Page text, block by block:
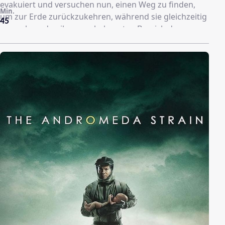
evakuiert und versuchen nun, einen Weg zu finden,
um zur Erde zurückzukehren, während sie gleichzeitig
versuchen, den ihnen unbekannten Bereich des
Universums zu erforschen und zu überleben.
45
Min.